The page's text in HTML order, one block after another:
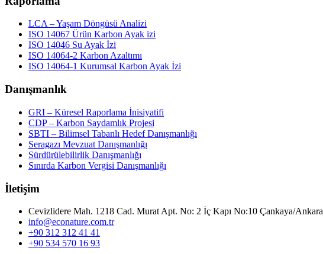
LCA – Yaşam Döngüsü Analizi
ISO 14067 Ürün Karbon Ayak izi
ISO 14046 Su Ayak İzi
ISO 14064-2 Karbon Azaltımı
ISO 14064-1 Kurumsal Karbon Ayak İzi
Danışmanlık
GRI – Küresel Raporlama İnisiyatifi
CDP – Karbon Saydamlık Projesi
SBTI – Bilimsel Tabanlı Hedef Danışmanlığı
Seragazı Mevzuat Danışmanlığı
Sürdürülebilirlik Danışmanlığı
Sınırda Karbon Vergisi Danışmanlığı
İletişim
Cevizlidere Mah. 1218 Cad. Murat Apt. No: 2 İç Kapı No:10 Çankaya/Ankara
info@econature.com.tr
+90 312 312 41 41
+90 534 570 16 93